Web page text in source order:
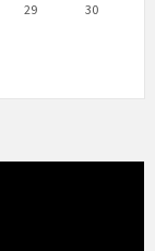
29
30